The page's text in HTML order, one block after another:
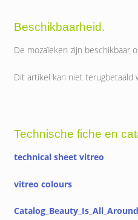
Beschikbaarheid.
De mozaïeken zijn beschikbaar
Dit artikel kan niet terugbetaald
Technische fiche en
technical sheet vitreo
vitreo colours
Catalog_Beauty_Is_All_Around